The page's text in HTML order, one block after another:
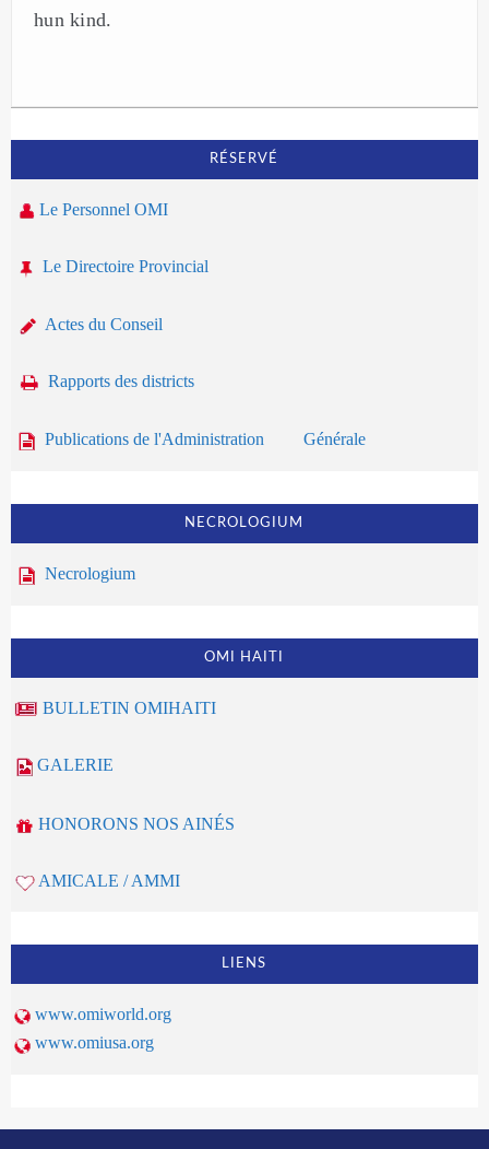
hun kind.
RÉSERVÉ
Le Personnel OMI
Le Directoire Provincial
Actes du Conseil
Rapports des districts
Publications de l'Administration Générale
NECROLOGIUM
Necrologium
OMI HAITI
BULLETIN OMIHAITI
GALERIE
HONORONS NOS AINÉS
AMICALE / AMMI
LIENS
www.omiworld.org
www.omiusa.org